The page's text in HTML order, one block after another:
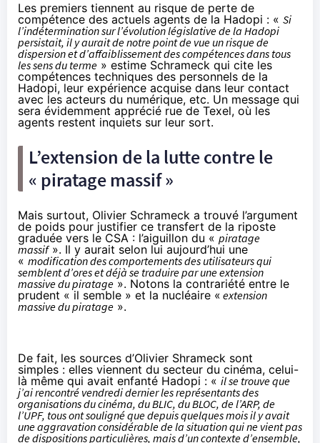
Les premiers tiennent au risque de perte de
compétence des actuels agents de la Hadopi : « Si
l’indétermination sur l’évolution législative de la Hadopi
persistait, il y aurait de notre point de vue un risque de
dispersion et d’affaiblissement des compétences dans tous
les sens du terme » estime Schrameck qui cite les
compétences techniques des personnels de la
Hadopi, leur expérience acquise dans leur contact
avec les acteurs du numérique, etc. Un message qui
sera évidemment apprécié rue de Texel, où les
agents restent inquiets sur leur sort.
L’extension de la lutte contre le
« piratage massif »
Mais surtout, Olivier Schrameck a trouvé l’argument
de poids pour justifier ce transfert de la riposte
graduée vers le CSA : l’aiguillon du « piratage
massif». Il y aurait selon lui aujourd’hui une
« modification des comportements des utilisateurs qui
semblent d’ores et déjà se traduire par une extension
massive du piratage ». Notons la contrariété entre le
prudent « il semble » et la nucléaire « extension
massive du piratage ».
De fait, les sources d’Olivier Shrameck sont
simples : elles viennent du secteur du cinéma, celui-
là même qui avait enfanté Hadopi : « il se trouve que
j’ai rencontré vendredi dernier les représentants des
organisations du cinéma, du BLIC, du BLOC, de l’ARP, de
l’UPF, tous ont souligné que depuis quelques mois il y avait
une aggravation considérable de la situation qui ne vient pas
de dispositions particulières, mais d’un contexte d’ensemble,